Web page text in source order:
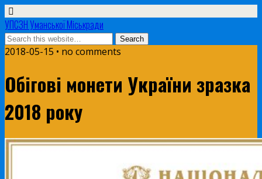
УПСЗН Уманської Міськради
2018-05-15 • no comments
Обігові монети України зразка
2018 року